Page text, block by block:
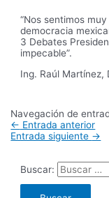
“Nos sentimos
democracia
3 Debates
impecable”.
Ing. Raúl Martínez,
Navegación de
← Entrada anterior
Entrada siguiente →
Buscar: